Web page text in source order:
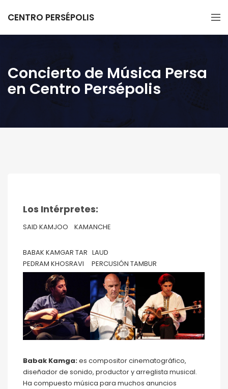
CENTRO PERSÉPOLIS
Concierto de Música Persa
en Centro Persépolis
Los Intérpretes:
SAID KAMJOO KAMANCHE
BABAK KAMGAR TAR LAUD
PEDRAM KHOSRAVI PERCUSIÓN TAMBUR
Babak Kamga:es compositor cinematográfico,
diseñador de sonido, productor y arreglista musical.
Ha compuesto música para muchos anuncios